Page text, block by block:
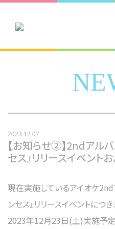
2023.12.07
【お知らせ②】2ndアル
セス』リリースイベント
現在実施しているアイオケ2nd
ンセス』リリースイベントにつき
2023年12月23日(土)実施予